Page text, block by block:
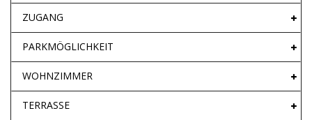
ZUGANG
PARKMÖGLICHKEIT
WOHNZIMMER
TERRASSE